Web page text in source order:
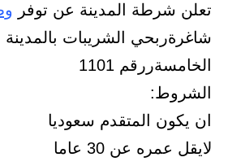
تعلن شرطة المدينة عن توفر
شاغرةربحي الشريبات بالمدينة
الخامسةررقم 1101
الشروط:
ان يكون المتقدم سعوديا
لايقل عمره عن 30 عاما